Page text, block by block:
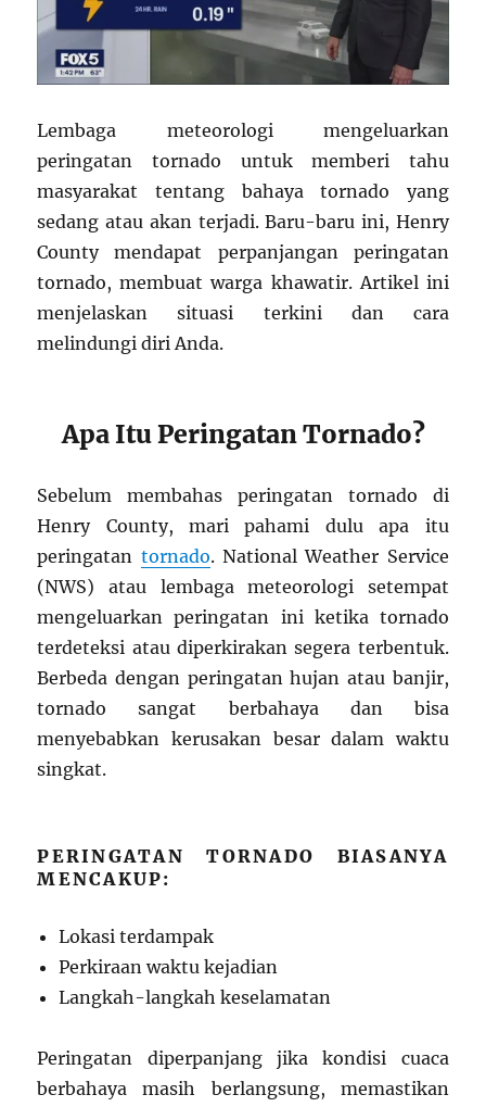
Lembaga meteorologi mengeluarkan
peringatan tornado untuk memberi tahu
masyarakat tentang bahaya tornado yang
sedang atau akan terjadi. Baru-baru ini, Henry
County mendapat perpanjangan peringatan
tornado, membuat warga khawatir. Artikel ini
menjelaskan situasi terkini dan cara
melindungi diri Anda.
Apa Itu Peringatan Tornado?
Sebelum membahas peringatan tornado di
Henry County, mari pahami dulu apa itu
peringatan tornado. National Weather Service
(NWS) atau lembaga meteorologi setempat
mengeluarkan peringatan ini ketika tornado
terdeteksi atau diperkirakan segera terbentuk.
Berbeda dengan peringatan hujan atau banjir,
tornado sangat berbahaya dan bisa
menyebabkan kerusakan besar dalam waktu
singkat.
PERINGATAN TORNADO BIASANYA
MENCAKUP:
Lokasi terdampak
Perkiraan waktu kejadian
Langkah-langkah keselamatan
Peringatan diperpanjang jika kondisi cuaca
berbahaya masih berlangsung, memastikan